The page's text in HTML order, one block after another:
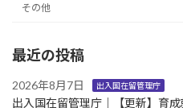
その他
最近の投稿
2026年8月7日 出入国在留管理庁
出入国在留管理庁｜【更新】育